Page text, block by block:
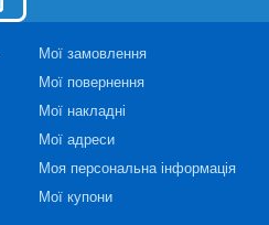
Мої замовлення
Мої повернення
Мої накладні
Мої адреси
Моя персональна інформація
Мої купони